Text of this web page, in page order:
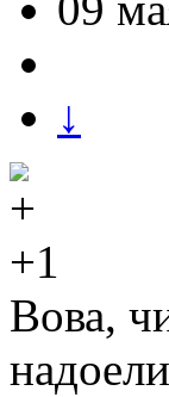
↓
+1
Вова,